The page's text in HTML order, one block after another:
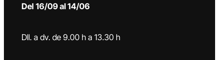
Del 16/09 al 14/06
Dll. a dv. de 9.00 h a 13.30 h